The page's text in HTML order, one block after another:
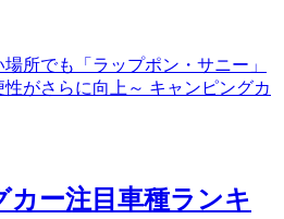
所でも「ラップポン・サニー」
がさらに向上～ キャンピングカ
カー注目車種ランキ